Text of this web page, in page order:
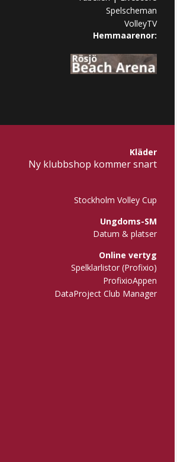
Spelscheman
VolleyTV
Hemmaarenor:
Kläder
Ny klubbshop kommer snart
Stockholm Volley Cup
Ungdoms-SM
Datum & platser
Online vertyg
Spelklarlistor (Profixio)
ProfixioAppen
DataProject Club Manager